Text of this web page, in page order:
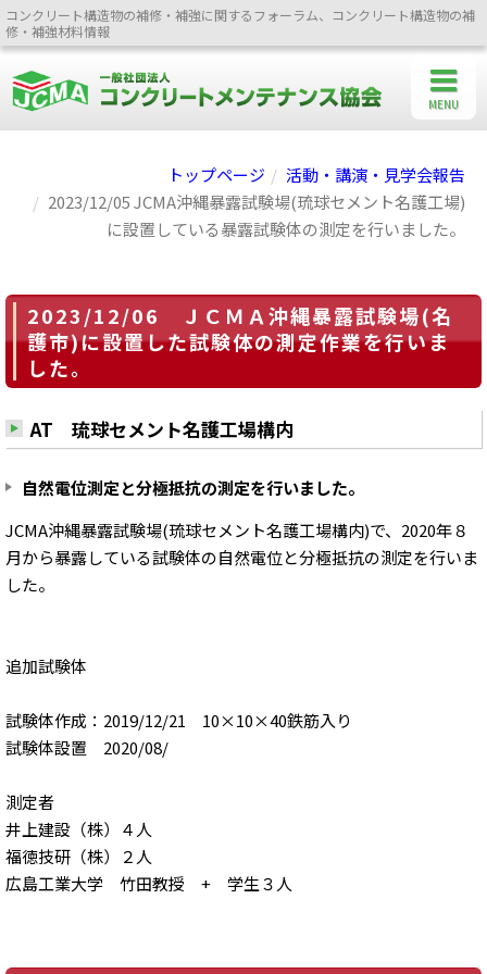
コンクリート構造物の補修・補強に関するフォーラム、コンクリート構造物の補
修・補強材料情報
トップページ
活動・講演・見学会報告
2023/12/05 JCMA沖縄暴露試験場(琉球セメント名護工場)
に設置している暴露試験体の測定を行いました。
2023/12/06 ＪＣＭＡ沖縄暴露試験場(名
護市)に設置した試験体の測定作業を行いま
した。
AT 琉球セメント名護工場構内
自然電位測定と分極抵抗の測定を行いました。
JCMA沖縄暴露試験場(琉球セメント名護工場構内)で、2020年８
月から暴露している試験体の自然電位と分極抵抗の測定を行いま
した。
追加試験体
試験体作成：2019/12/21 10×10×40鉄筋入り
試験体設置 2020/08/
測定者
井上建設（株）４人
福徳技研（株）２人
広島工業大学 竹田教授 + 学生３人
MENU